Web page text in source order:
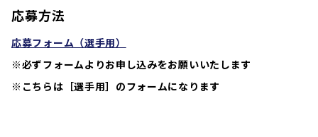
応募方法
応募フォーム（選手用）
※必ずフォームよりお申し込みをお願いいたします
※こちらは［選手用］のフォームになります